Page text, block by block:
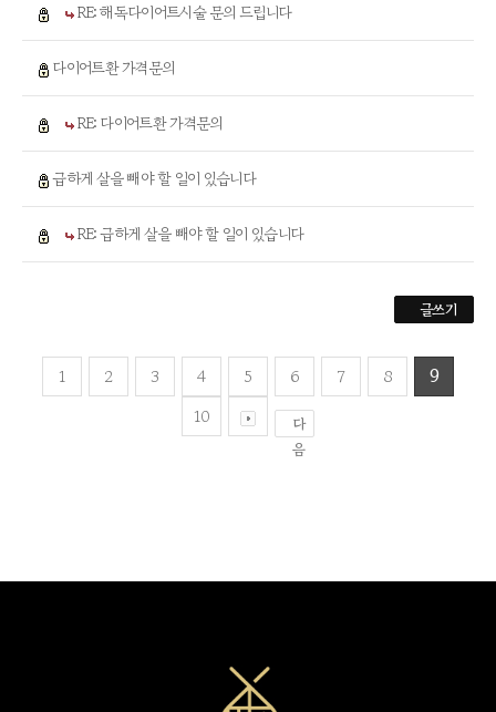
RE: 해독다이어트시술 문의 드립니다
다이어트환 가격문의
RE: 다이어트환 가격문의
급하게 살을 빼야 할 일이 있습니다
RE: 급하게 살을 빼야 할 일이 있습니다
글쓰기
1 2 3 4 5 6 7 8
9
10
다
음